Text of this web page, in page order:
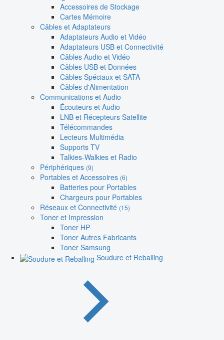
Accessoires de Stockage
Cartes Mémoire
Câbles et Adaptateurs
Adaptateurs Audio et Vidéo
Adaptateurs USB et Connectivité
Câbles Audio et Vidéo
Câbles USB et Données
Câbles Spéciaux et SATA
Câbles d'Alimentation
Communications et Audio
Écouteurs et Audio
LNB et Récepteurs Satellite
Télécommandes
Lecteurs Multimédia
Supports TV
Talkies-Walkies et Radio
Périphériques (9)
Portables et Accessoires (6)
Batteries pour Portables
Chargeurs pour Portables
Réseaux et Connectivité (15)
Toner et Impression
Toner HP
Toner Autres Fabricants
Toner Samsung
Soudure et Reballing